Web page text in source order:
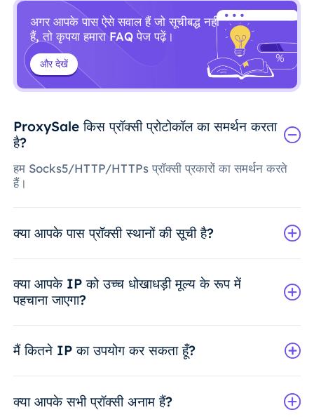
अगर आपके पास ऐसे सवाल हैं जो सूचीबद्ध नहीं
हैं, तो कृपया हमारा FAQ पेज पढ़ें।
और देखें
ProxySale किस प्रॉक्सी प्रोटोकॉल का समर्थन करता
है?
हम Socks5/HTTP/HTTPs प्रॉक्सी प्रकारों का समर्थन करते
हैं।
क्या आपके पास प्रॉक्सी स्थानों की सूची है?
क्या आपके IP को उच्च धोखाधड़ी मूल्य के रूप में
पहचाना जाएगा?
मैं कितने IP का उपयोग कर सकता हूँ?
क्या आपके सभी प्रॉक्सी अनाम हैं?